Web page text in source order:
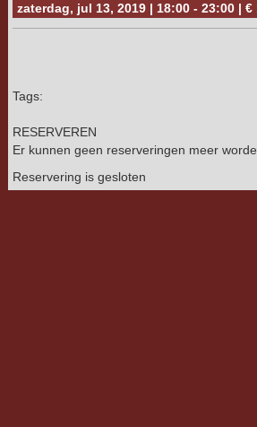
zaterdag, jul 13, 2019 | 18:00 - 23:00 | €
Tags:
RESERVEREN
Er kunnen geen reserveringen meer
Reservering is gesloten